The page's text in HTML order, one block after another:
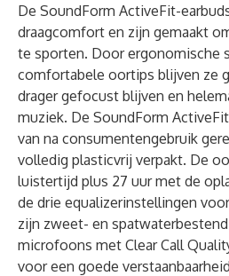
De SoundForm ActiveFit-
draagcomfort en zijn gemaakt
te sporten. Door ergonomische
comfortabele oortips blijven ze
drager gefocust blijven en
muziek. De SoundForm
van na consumentengebruik
volledig plasticvrij verpakt. De
luistertijd plus 27 uur met de
de drie equalizerinstellingen
zijn zweet- en
microfoons met Clear Call
voor een goede